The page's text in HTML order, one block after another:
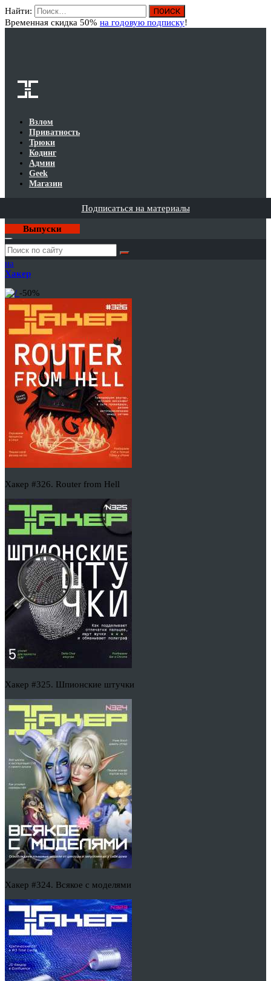
Найти:
Временная скидка 50% на годовую подписку!
Взлом
Приватность
Трюки
Кодинг
Админ
Geek
Магазин
Подписаться на материалы
Выпуски
Годовая
подписка
на
Хакер
-50%
Хакер #326. Router from Hell
Хакер #325. Шпионские штучки
Хакер #324. Всякое с моделями